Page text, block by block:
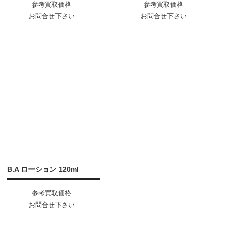
参考買取価格
お問合せ下さい
参考買取価格
お問合せ下さい
B.A ローション 120ml
参考買取価格
お問合せ下さい